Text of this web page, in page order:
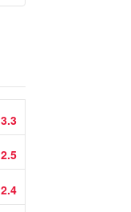
3.3
2.5
2.4